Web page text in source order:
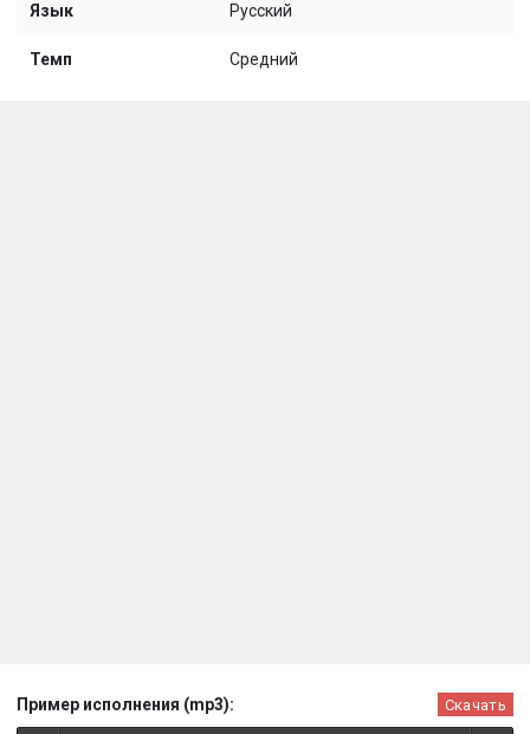
Язык Русский
Темп Средний
Пример исполнения (mp3): Скачать